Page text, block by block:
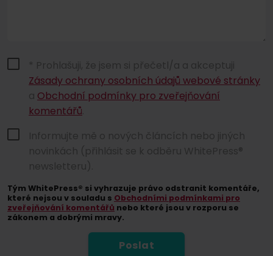
* Prohlašuji, že jsem si přečetl/a a akceptuji
Zásady ochrany osobních údajů webové stránky
a Obchodní podmínky pro zveřejňování
komentářů
Informujte mě o nových článcích nebo jiných
novinkách (přihlásit se k odběru WhitePress®
newsletteru).
Tým WhitePress® si vyhrazuje právo odstranit komentáře,
které nejsou v souladu s Obchodními podmínkami pro
zveřejňování komentářů nebo které jsou v rozporu se
zákonem a dobrými mravy.
Poslat